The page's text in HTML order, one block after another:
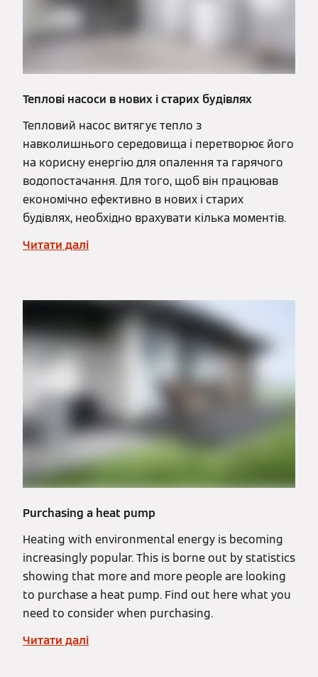
Теплові насоси в нових і старих будівлях
Тепловий насос витягує тепло з
навколишнього середовища і перетворює його
на корисну енергію для опалення та гарячого
водопостачання. Для того, щоб він працював
економічно ефективно в нових і старих
будівлях, необхідно врахувати кілька моментів.
Читати далі
Purchasing a heat pump
Heating with environmental energy is becoming
increasingly popular. This is borne out by statistics
showing that more and more people are looking
to purchase a heat pump. Find out here what you
need to consider when purchasing.
Читати далі